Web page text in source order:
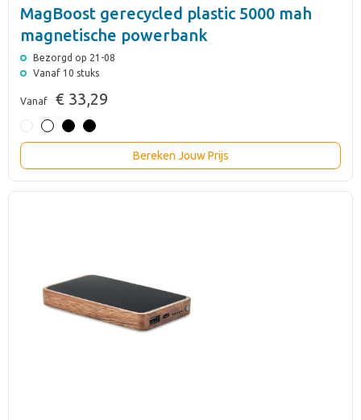
MagBoost gerecycled plastic 5000 mah
magnetische powerbank
Bezorgd op 21-08
Vanaf 10 stuks
Vanaf € 33,29
Bereken Jouw Prijs